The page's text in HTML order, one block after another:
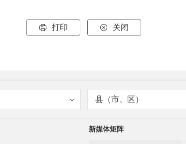
 打印  关闭
县（市、区）
新媒体矩阵